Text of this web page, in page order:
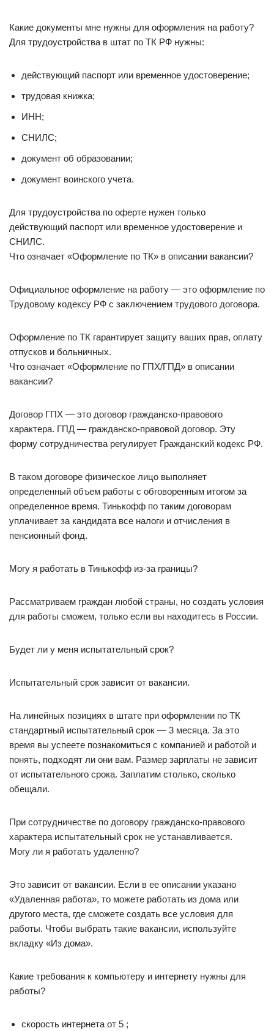
Какие документы мне нужны для оформления на работу?
Для трудоустройства в штат по ТК РФ нужны:
действующий паспорт или временное удостоверение;
трудовая книжка;
ИНН;
СНИЛС;
документ об образовании;
документ воинского учета.
Для трудоустройства по оферте нужен только
действующий паспорт или временное удостоверение и
СНИЛС.
Что означает «Оформление по ТК» в описании вакансии?
Официальное оформление на работу — это оформление по
Трудовому кодексу РФ с заключением трудового договора.
Оформление по ТК гарантирует защиту ваших прав, оплату
отпусков и больничных.
Что означает «Оформление по ГПХ/ГПД» в описании
вакансии?
Договор ГПХ — это договор гражданско-правового
характера. ГПД — гражданско-правовой договор. Эту
форму сотрудничества регулирует Гражданский кодекс РФ.
В таком договоре физическое лицо выполняет
определенный объем работы с обговоренным итогом за
определенное время. Тинькофф по таким договорам
уплачивает за кандидата все налоги и отчисления в
пенсионный фонд.
Могу я работать в Тинькофф из-за границы?
Рассматриваем граждан любой страны, но создать условия
для работы сможем, только если вы находитесь в России.
Будет ли у меня испытательный срок?
Испытательный срок зависит от вакансии.
На линейных позициях в штате при оформлении по ТК
стандартный испытательный срок — 3 месяца. За это
время вы успеете познакомиться с компанией и работой и
понять, подходят ли они вам. Размер зарплаты не зависит
от испытательного срока. Заплатим столько, сколько
обещали.
При сотрудничестве по договору гражданско-правового
характера испытательный срок не устанавливается.
Могу ли я работать удаленно?
Это зависит от вакансии. Если в ее описании указано
«Удаленная работа», то можете работать из дома или
другого места, где сможете создать все условия для
работы. Чтобы выбрать такие вакансии, используйте
вкладку «Из дома».
Какие требования к компьютеру и интернету нужны для
работы?
скорость интернета от 5 ;